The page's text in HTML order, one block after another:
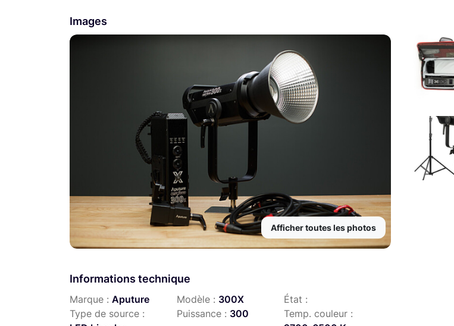
Images
Afficher toutes les photos
Informations technique
Marque : Aputure Modèle : 300X
État :
Type de source :
Puissance : 300
Temp. couleur :